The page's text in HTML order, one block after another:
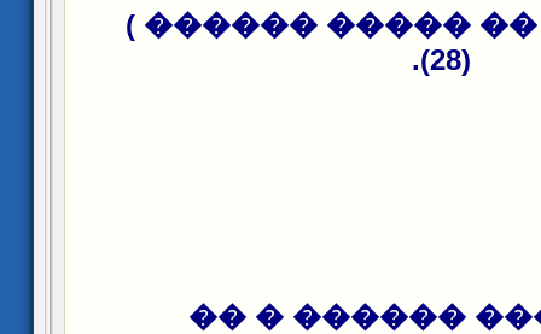
���� ��� ��
(28).
��� ����